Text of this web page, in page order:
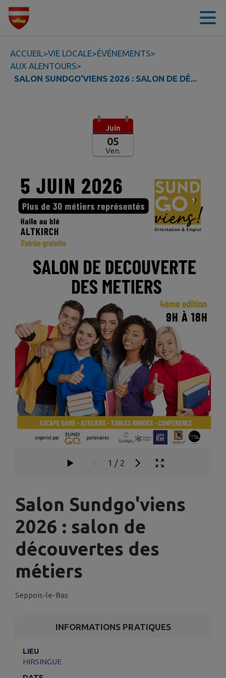
Contenu
ACCUEIL>VIE LOCALE>ÉVÉNEMENTS>
AUX ALENTOURS>
SALON SUNDGO'VIENS 2026 : SALON DE DÉ...
Juin
05
Ven.
1 / 2
Salon Sundgo'viens
2026 : salon de
découvertes des
métiers
Seppois-le-Bas
INFORMATIONS PRATIQUES
LIEU
HIRSINGUE